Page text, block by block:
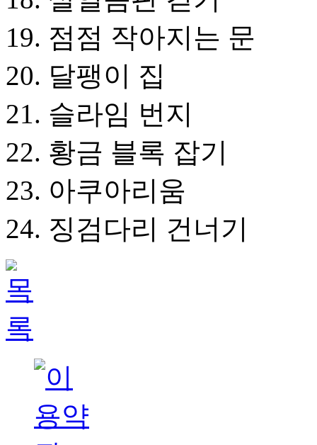
19. 점점 작아지는 문
20. 달팽이 집
21. 슬라임 번지
22. 황금 블록 잡기
23. 아쿠아리움
24. 징검다리 건너기